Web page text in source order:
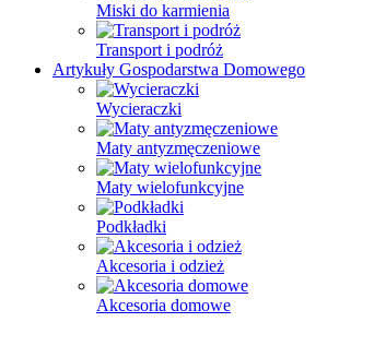
Miski do karmienia
Transport i podróż
Artykuły Gospodarstwa Domowego
Wycieraczki
Maty antyzmęczeniowe
Maty wielofunkcyjne
Podkładki
Akcesoria i odzież
Akcesoria domowe